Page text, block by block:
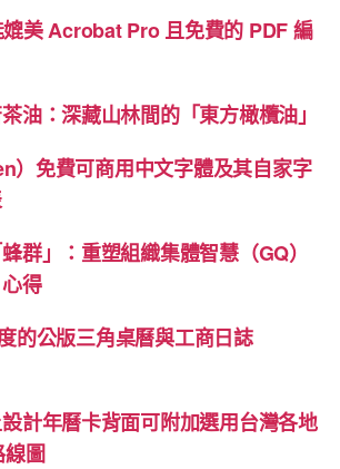
美 Acrobat Pro 且免費的 PDF 編
茶油：深藏山林間的「東方橄欖油」
）免費可商用中文字體及其自家字
群」：重塑組織集體智慧（GQ）
得
的公版三角桌曆與工商日誌
設計年曆卡背面可附加選用台灣各地
圖